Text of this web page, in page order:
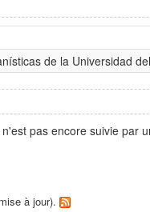
de la Universidad
pas encore suivie
à jour).